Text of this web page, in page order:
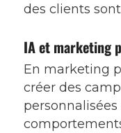
des clients
IA et marketing
En marketing
créer des